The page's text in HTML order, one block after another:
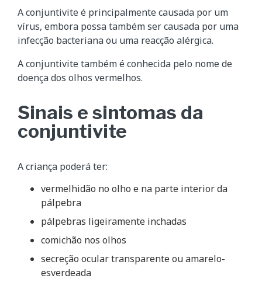
A conjuntivite é principalmente causada por um
vírus, embora possa também ser causada por uma
infecção bacteriana ou uma reacção alérgica.
A conjuntivite também é conhecida pelo nome de
doença dos olhos vermelhos.
Sinais e sintomas da
conjuntivite
A criança poderá ter:
vermelhidão no olho e na parte interior da
pálpebra
pálpebras ligeiramente inchadas
comichão nos olhos
secreção ocular transparente ou amarelo-
esverdeada